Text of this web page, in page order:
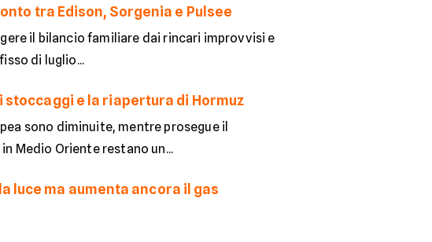
tra Edison, Sorgenia e Pulsee
il bilancio familiare dai rincari improvvisi e
di luglio...
e la riapertura di Hormuz
sono diminuite, mentre prosegue il
Medio Oriente restano un...
luce ma aumenta ancora il gas